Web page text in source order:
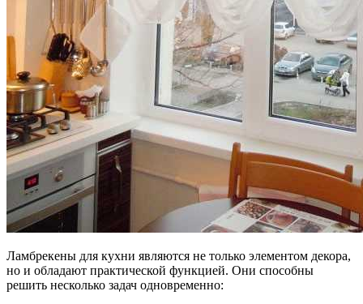
Ламбрекены для кухни являются не только элементом декора,
но и обладают практической функцией. Они способны
решить несколько задач одновременно: